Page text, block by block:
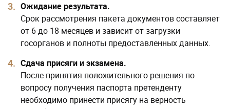
Ожидание результата.
Срок рассмотрения пакета документов составляет
от 6 до 18 месяцев и зависит от загрузки
госорганов и полноты предоставленных данных.
Сдача присяги и экзамена.
После принятия положительного решения по
вопросу получения паспорта претенденту
необходимо принести присягу на верность